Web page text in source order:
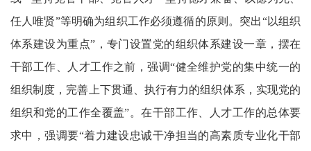
任人唯贤”等明确为组织工作必须遵循的原则。突出“以组织
体系建设为重点”，专门设置党的组织体系建设一章，摆在
干部工作、人才工作之前，强调“健全维护党的集中统一的
组织制度，完善上下贯通、执行有力的组织体系，实现党的
组织和党的工作全覆盖”。在干部工作、人才工作的总体要
求中，强调要“着力建设忠诚干净担当的高素质专业化干部